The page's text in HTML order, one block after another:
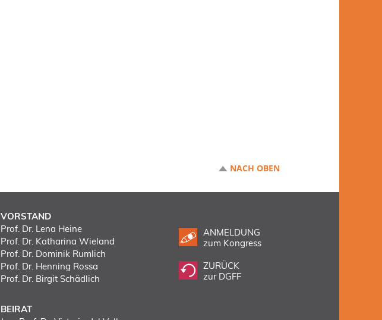
NACH OBEN
VORSTAND
Prof. Dr. Lena Heine
Prof. Dr. Katharina Wieland
Prof. Dr. Dominik Rumlich
Prof. Dr. Henning Rossa
Prof. Dr. Birgit Schädlich
BEIRAT
ANMELDUNG
zum Kongress
ZURÜCK
zur DGFF